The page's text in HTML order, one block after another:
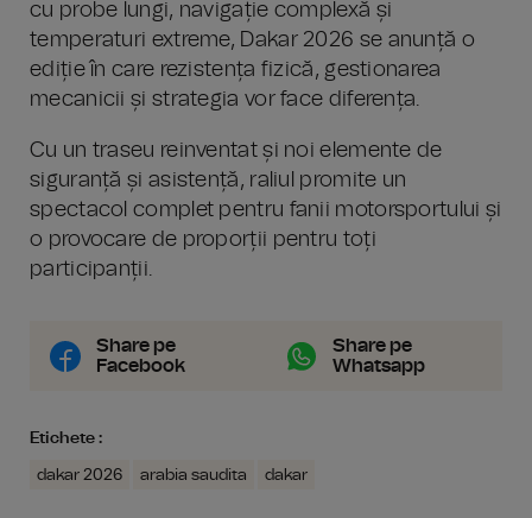
cu probe lungi, navigație complexă și
temperaturi extreme, Dakar 2026 se anunță o
ediție în care rezistența fizică, gestionarea
mecanicii și strategia vor face diferența.
Cu un traseu reinventat și noi elemente de
siguranță și asistență, raliul promite un
spectacol complet pentru fanii motorsportului și
o provocare de proporții pentru toți
participanții.
Share pe
Facebook
Share pe
Whatsapp
Etichete :
dakar 2026 arabia saudita dakar